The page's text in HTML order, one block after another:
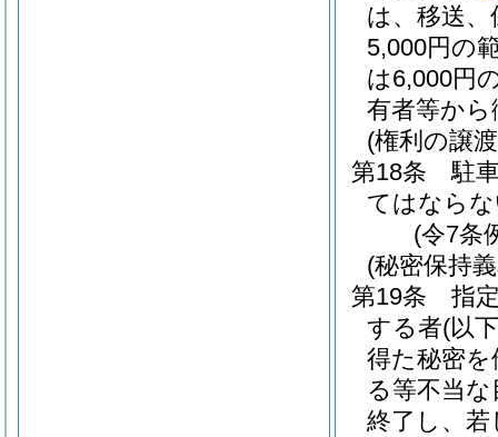
は、移送
5,000円の
は6,000円
有者等か
(権利の譲
第18条
駐
てはなら
(令7条
(秘密保持
第19条
指
する者(以
得た秘密
る等不当
終了し、